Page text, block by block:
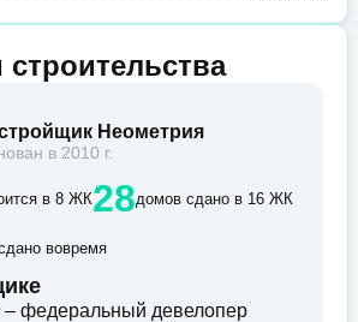
строительства
Неометрия
в 2010 г.
в 8 ЖК28домов сдано в 16 ЖК
вовремя
федеральный девелопер